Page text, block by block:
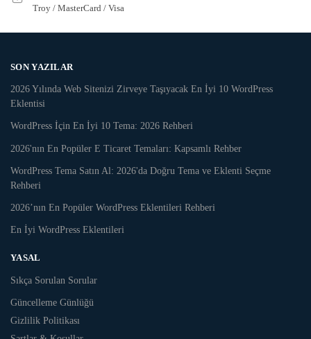
Troy / MasterCard / Visa
SON YAZILAR
2026 Yılında Web Sitenizi Zirveye Taşıyacak En İyi 10 WordPress
Eklentisi
WordPress İçin En İyi 10 Tema: 2026 Rehberi
2026'nın En Popüler E Ticaret Temaları: Kapsamlı Rehber
WordPress Tema Satın Al: 2026'da Doğru Tema ve Eklenti Seçme
Rehberi
2026’nın En Popüler WordPress Eklentileri Rehberi
En İyi WordPress Eklentileri
YASAL
Sıkça Sorulan Sorular
Güncelleme Günlüğü
Gizlilik Politikası